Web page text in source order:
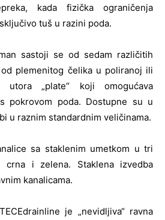
kada fizička ograničenja
tuš u razini poda.
sastoji se od sedam različitih
plemenitog čelika u poliranoj ili
„plate“ koji omogućava
pokrovom poda. Dostupne su u
u raznim standardnim veličinama.
sa staklenim umetkom u tri
crna i zelena. Staklena izvedba
kanalicama.
je „nevidljiva“ ravna